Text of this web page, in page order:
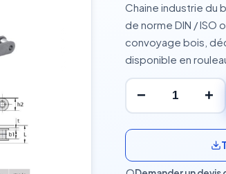
Chaine industrie du
de norme DIN / ISO
convoyage bois,
disponible en
− +